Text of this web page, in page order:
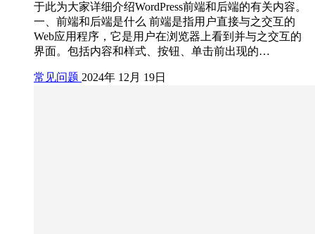
于此为大家详细介绍WordPress前端和后端的有关内容。
一、前端和后端是什么 前端是指用户直接与之交互的
Web应用程序，它是用户在浏览器上看到并与之交互的
界面。包括内容和样式、按钮、单击前出现的…
常见问题 2024年 12月 19日